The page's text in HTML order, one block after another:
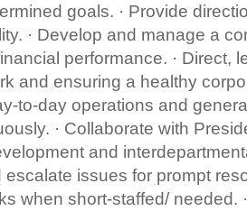
goals. · Provide
· Develop and manage a
performance. · Direct,
and ensuring a healthy
to-day operations and
· Collaborate with
and
issues for prompt
when short-staffed/ needed.